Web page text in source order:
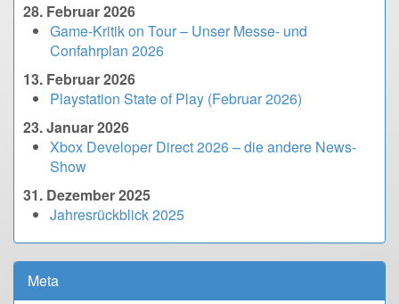
28. Februar 2026
Game-Kritik on Tour – Unser Messe- und
Confahrplan 2026
13. Februar 2026
Playstation State of Play (Februar 2026)
23. Januar 2026
Xbox Developer Direct 2026 – die andere News-
Show
31. Dezember 2025
Jahresrückblick 2025
Meta